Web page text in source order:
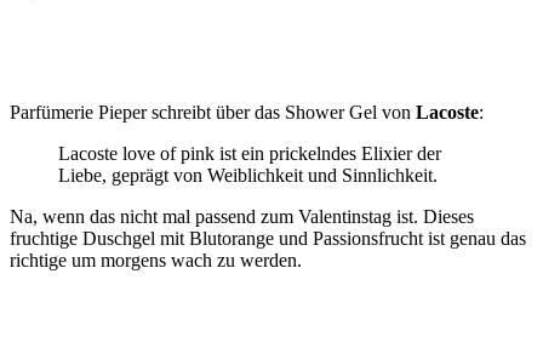
Parfümerie Pieper schreibt über das Shower Gel von Lacoste:
Lacoste love of pink ist ein prickelndes Elixier der
Liebe, geprägt von Weiblichkeit und Sinnlichkeit.
Na, wenn das nicht mal passend zum Valentinstag ist. Dieses
fruchtige Duschgel mit Blutorange und Passionsfrucht ist genau das
richtige um morgens wach zu werden.